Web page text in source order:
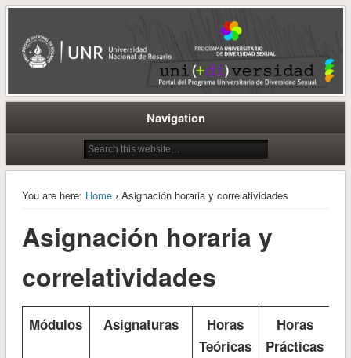
PUDS
CEI-UNR
Navigation
You are here: Home› Asignación horaria y correlatividades
Asignación horaria y
correlatividades
Módulos Asignaturas
Horas
Teóricas
Horas
Prácticas